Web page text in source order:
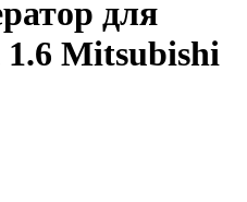
для
Mitsubishi